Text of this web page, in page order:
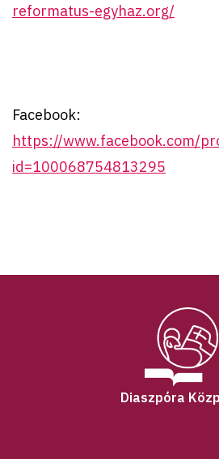
reformatus-egyhaz.org/
Facebook:
https://www.facebook.com/
id=100068754813295
Diaszpóra